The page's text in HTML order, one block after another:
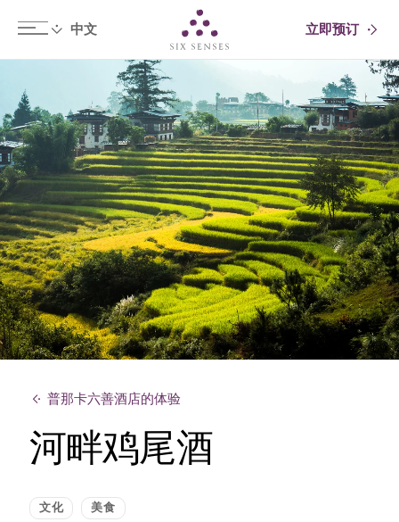
立即预订
普那卡六善酒店的体验
河畔鸡尾酒
文化 美食